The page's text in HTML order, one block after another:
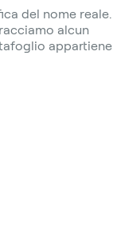
del nome reale.
alcun
appartiene